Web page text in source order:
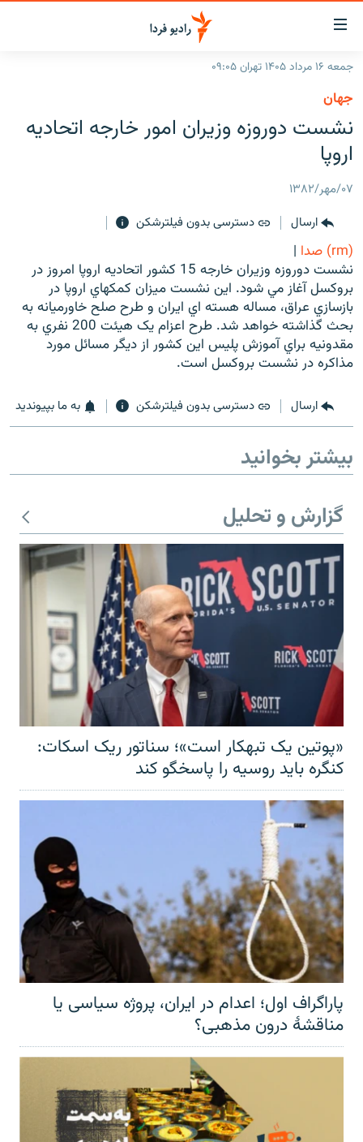
لینک‌های
قابلیت
دسترسی
بازگشت
منوی
اصلی
رفتن
صفحه
جستجو
ایران
جهان
رادیو
برنامه‌های رادیویی
فرکانس‌ها
پادکست
چندرسانه‌ای
گزارش‌های تصویری
گزارش‌های ویدئویی
زنان فردا
English
به ما بپیوندید
زبان‌های دیگر
جمعه ۱۶ مرداد ۱۴۰۵ تهران ۰۹:۰۵
جهان
نشست دوروزه وزيران امور خارجه اتحاديه
اروپا
۰۷/مهر/۱۳۸۲
ارسال
دسترسی بدون فیلترشکن
(rm) صدا
|
نشست دوروزه وزيران خارجه 15 کشور اتحاديه اروپا امروز در
بروکسل آغاز مي شود. اين نشست ميزان کمکهاي اروپا در
بازسازي عراق، مساله هسته اي ايران و طرح صلح خاورميانه به
بحث گذاشته خواهد شد. طرح اعزام يک هيئت 200 نفري به
مقدونيه براي آموزش پليس اين کشور از ديگر مسائل مورد
مذاکره در نشست بروکسل است.
ارسال دسترسی بدون فیلترشکن به ما بپیوندید
بیشتر بخوانید
گزارش و تحلیل
«پوتین یک تبهکار است»؛ سناتور ریک اسکات:
کنگره باید روسیه را پاسخگو کند
پاراگراف اول؛ اعدام در ایران، پروژه سیاسی یا
مناقشهٔ درون مذهبی؟